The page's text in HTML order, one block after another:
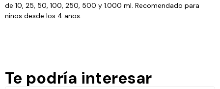
de 10, 25, 50, 100, 250, 500 y 1.000 ml. Recomendado para
niños desde los 4 años.
Te podría interesar